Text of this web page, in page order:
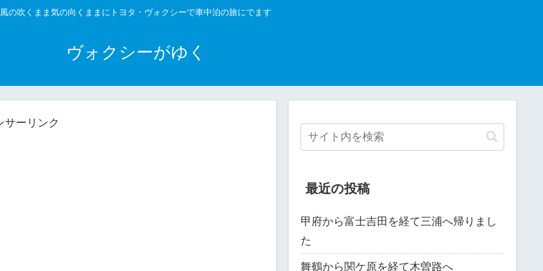
風の吹くまま気の向くままにトヨタ・ヴォクシーで車中泊の旅にでます
ヴォクシーがゆく
サーリンク
最近の投稿
甲府から富士吉田を経て三浦へ帰りまし
た
舞鶴から関ケ原を経て木曽路へ